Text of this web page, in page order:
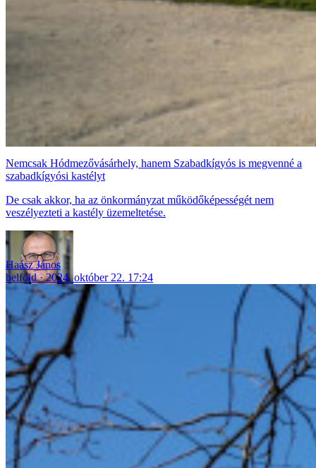
Nemcsak Hódmezővásárhely, hanem Szabadkígyós is megvenné a
szabadkígyósi kastélyt
De csak akkor, ha az önkormányzat működőképességét nem
veszélyezteti a kastély üzemeltetése.
Haász János
belföld
2024. október 22. 17:24